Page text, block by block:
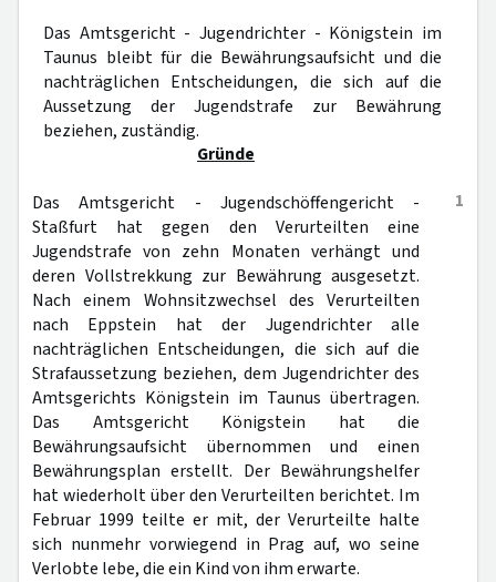
Das Amtsgericht - Jugendrichter - Königstein im
Taunus bleibt für die Bewährungsaufsicht und die
nachträglichen Entscheidungen, die sich auf die
Aussetzung der Jugendstrafe zur Bewährung
beziehen, zuständig.
Gründe
1
Das Amtsgericht - Jugendschöffengericht -
Staßfurt hat gegen den Verurteilten eine
Jugendstrafe von zehn Monaten verhängt und
deren Vollstrekkung zur Bewährung ausgesetzt.
Nach einem Wohnsitzwechsel des Verurteilten
nach Eppstein hat der Jugendrichter alle
nachträglichen Entscheidungen, die sich auf die
Strafaussetzung beziehen, dem Jugendrichter des
Amtsgerichts Königstein im Taunus übertragen.
Das Amtsgericht Königstein hat die
Bewährungsaufsicht übernommen und einen
Bewährungsplan erstellt. Der Bewährungshelfer
hat wiederholt über den Verurteilten berichtet. Im
Februar 1999 teilte er mit, der Verurteilte halte
sich nunmehr vorwiegend in Prag auf, wo seine
Verlobte lebe, die ein Kind von ihm erwarte.